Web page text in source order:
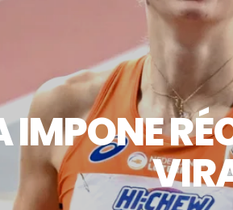
IMPONE